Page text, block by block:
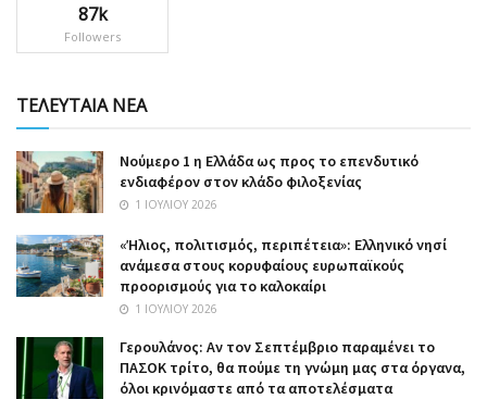
87k
Followers
ΤΕΛΕΥΤΑΙΑ ΝΕΑ
Nούμερο 1 η Ελλάδα ως προς το επενδυτικό
ενδιαφέρον στον κλάδο φιλοξενίας
1 ΙΟΥΛΊΟΥ 2026
«Ήλιος, πολιτισμός, περιπέτεια»: Ελληνικό νησί
ανάμεσα στους κορυφαίους ευρωπαϊκούς
προορισμούς για το καλοκαίρι
1 ΙΟΥΛΊΟΥ 2026
Γερουλάνος: Αν τον Σεπτέμβριο παραμένει το
ΠΑΣΟΚ τρίτο, θα πούμε τη γνώμη μας στα όργανα,
όλοι κρινόμαστε από τα αποτελέσματα